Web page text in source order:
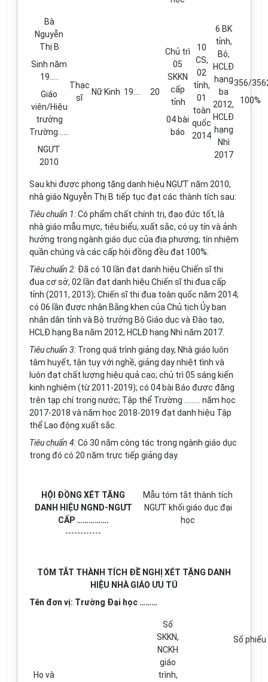
Bà
Nguyễn
Thị B
Sinh năm
19
Giáo
viên/Hiệu
trưởng
Trường
NGƯT
2010
Thạc
sĩ
Nữ Kinh 19.... 20
Chủ trì
05
SKKN
cấp
tỉnh
04 bài
báo
10
CS,
02
tỉnh,
01
toàn
quốc
2014
6 BK
tỉnh,
Bộ,
HCLĐ
hạng
ba
2012,
HCLĐ
hạng
Nhì
2017
356/356
100%
Sau khi được phong tặng danh hiệu NGƯT năm 2010,
nhà giáo Nguyễn Thị B tiếp tục đạt các thành tích sau:
Tiêu chuẩn 1:Có phẩm chất chính trị, đạo đức tốt, là
nhà giáo mẫu mực, tiêu biểu, xuất sắc, có uy tín và ảnh
hưởng trong ngành giáo dục của địa phương; tín nhiệm
quần chúng và các cấp hội đồng đều đạt 100%.
Tiêu chuẩn 2: Đã có 10 lần đạt danh hiệu Chiến sĩ thi
đua cơ sở, 02 lần đạt danh hiệu Chiến sĩ thi đua cấp
tỉnh (2011, 2013); Chiến sĩ thi đua toàn quốc năm 2014;
có 06 lần được nhận Bằng khen của Chủ tịch Ủy ban
nhân dân tỉnh và Bộ trưởng Bộ Giáo dục và Đào tạo,
HCLĐ hạng Ba năm 2012, HCLĐ hạng Nhì năm 2017.
Tiêu chuẩn 3: Trong quá trình giảng dạy, Nhà giáo luôn
tâm huyết, tận tụy với nghề, giảng dạy nhiệt tình và
luôn đạt chất lượng hiệu quả cao; chủ trì 05 sáng kiến
kinh nghiệm (từ 2011-2019); có 04 bài Báo được đăng
trên tạp chí trong nước; Tập thể Trường
năm học
2017-2018 và năm học 2018-2019 đạt danh hiệu Tập
thể Lao động xuất sắc.
Tiêu chuẩn 4:Có 30 năm công tác trong ngành giáo dục
trong đó có 20 năm trực tiếp giảng dạy.
HỘI ĐỒNG XÉT TẶNG
DANH HIỆU NGND-NGƯT
CẤP…………….
------------
Mẫu tóm tắt thành tích
NGƯT khối giáo dục đại
học
TÓM TẮT THÀNH TÍCH ĐỀ NGHỊ XÉT TẶNG DANH
HIỆU NHÀ GIÁO ƯU TÚ
Tên đơn vị: Trường Đại học ………
Họ và
Số
SKKN,
NCKH
giáo
trình,
Số